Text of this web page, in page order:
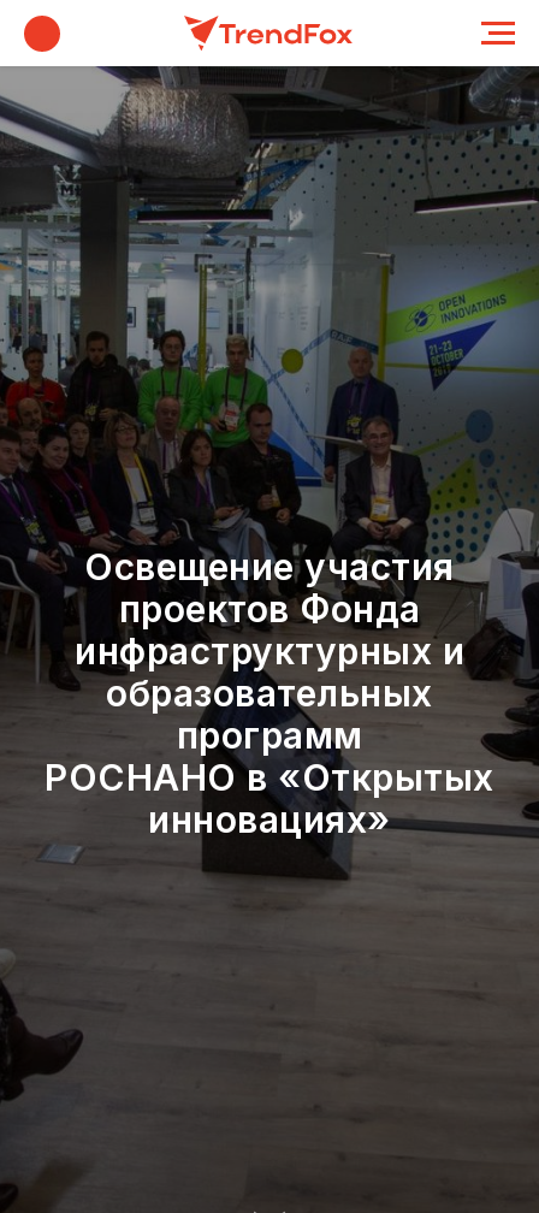
Освещение участия
проектов Фонда
инфраструктурных и
образовательных
программ
РОСНАНО в «Открытых
инновациях»